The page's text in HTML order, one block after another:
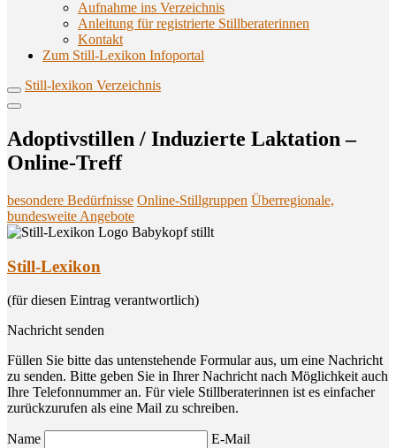
Aufnahme ins Verzeichnis
Anlei­tung für regis­trier­te Stillberaterinnen
Kon­takt
Zum Still-Lexikon Infoportal
Still-lexikon Verzeichnis
Adop­tivstil­len / Indu­zier­te Lak­ta­ti­on –
Online-Treff
besondere Bedürfnisse Online-Stillgruppen Überregionale,
bundesweite Angebote
Still-Lexikon
(für diesen Eintrag verantwortlich)
Nachricht senden
Füllen Sie bitte das untenstehende Formular aus, um eine Nachricht
zu senden. Bitte geben Sie in Ihrer Nachricht nach Möglichkeit auch
Ihre Telefonnummer an. Für viele Stillberaterinnen ist es einfacher
zurückzurufen als eine Mail zu schreiben.
Name E-Mail